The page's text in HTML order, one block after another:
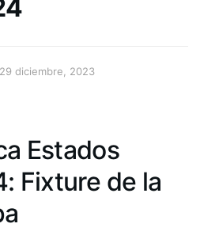
29 diciembre, 2023
Estados
Fixture de la